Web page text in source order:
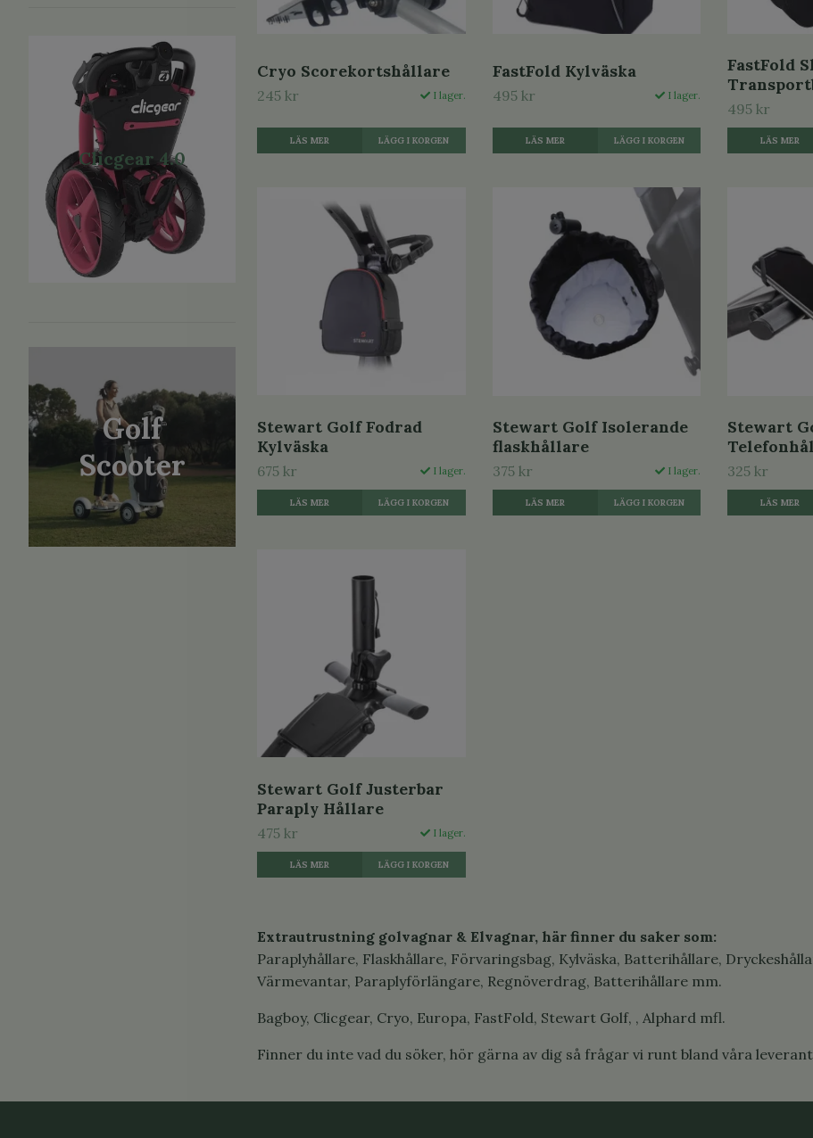
Clicgear 4.0
Golf
Scooter
Cryo Scorekortshållare
245 kr I lager.
LÄS MER
FastFold Kylväska
495 kr I lager.
LÄS MER
FastFold
495 kr
LÄS MER
Stewart Golf Fodrad
Kylväska
675 kr I lager.
LÄS MER
Stewart Golf Isolerande
flaskhållare
375 kr I lager.
LÄS MER
Stewart
325 kr
LÄS MER
Stewart Golf Justerbar
Paraply Hållare
475 kr I lager.
LÄS MER
Extrautrustning golvagnar & Elvagnar, här finner du saker som:
Paraplyhållare, Flaskhållare, Förvaringsbag, Kylväska, Batterihållare,
Värmevantar, Paraplyförlängare, Regnöverdrag, Batterihållare mm.
Bagboy, Clicgear, Cryo, Europa, FastFold, Stewart Golf, , Alphard mfl.
Finner du inte vad du söker, hör gärna av dig så frågar vi runt bland våra